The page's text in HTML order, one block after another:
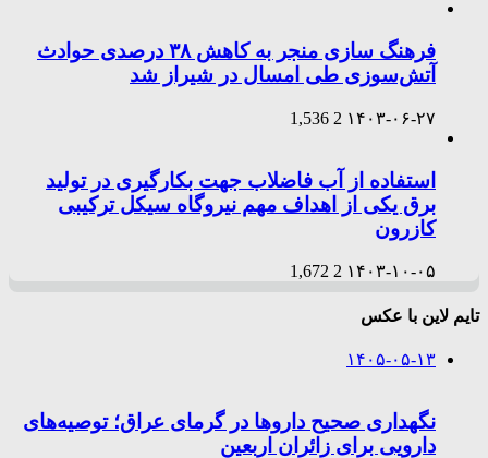
فرهنگ سازی منجر به کاهش ۳۸ درصدی حوادث
آتش‌سوزی طی امسال در شیراز شد
۱۴۰۳-۰۶-۲۷ 2
1,536
استفاده از آب فاضلاب جهت بکارگیری در تولید
برق یکی از اهداف مهم نیروگاه سیکل ترکیبی
کازرون
۱۴۰۳-۱۰-۰۵ 2
1,672
تایم لاین با عکس
۱۴۰۵-۰۵-۱۳
نگهداری صحیح داروها در گرمای عراق؛ توصیه‌های
دارویی برای زائران اربعین